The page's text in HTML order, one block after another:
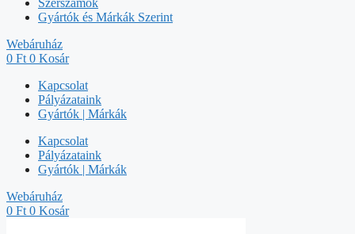
Szerszámok
Gyártók és Márkák Szerint
Webáruház
0 Ft 0 Kosár
Kapcsolat
Pályázataink
Gyártók | Márkák
Kapcsolat
Pályázataink
Gyártók | Márkák
Webáruház
0 Ft 0 Kosár